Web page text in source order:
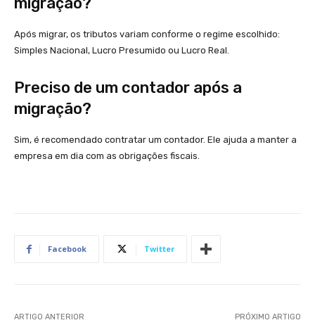
Após migrar, os tributos variam conforme o regime escolhido:
Simples Nacional, Lucro Presumido ou Lucro Real.
Preciso de um contador após a
migração?
Sim, é recomendado contratar um contador. Ele ajuda a manter a
empresa em dia com as obrigações fiscais.
Facebook Twitter
ARTIGO ANTERIOR PRÓXIMO ARTIGO